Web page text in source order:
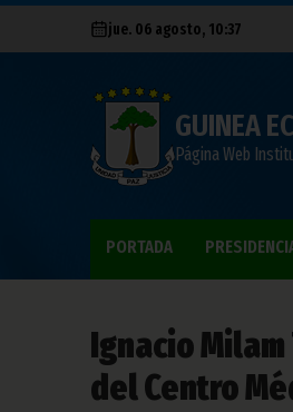
jue. 06 agosto, 10:37
GUINEA
Página Web
PORTADA
Ignacio
del Centro